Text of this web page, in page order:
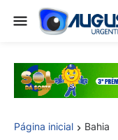
Página inicial Bahia